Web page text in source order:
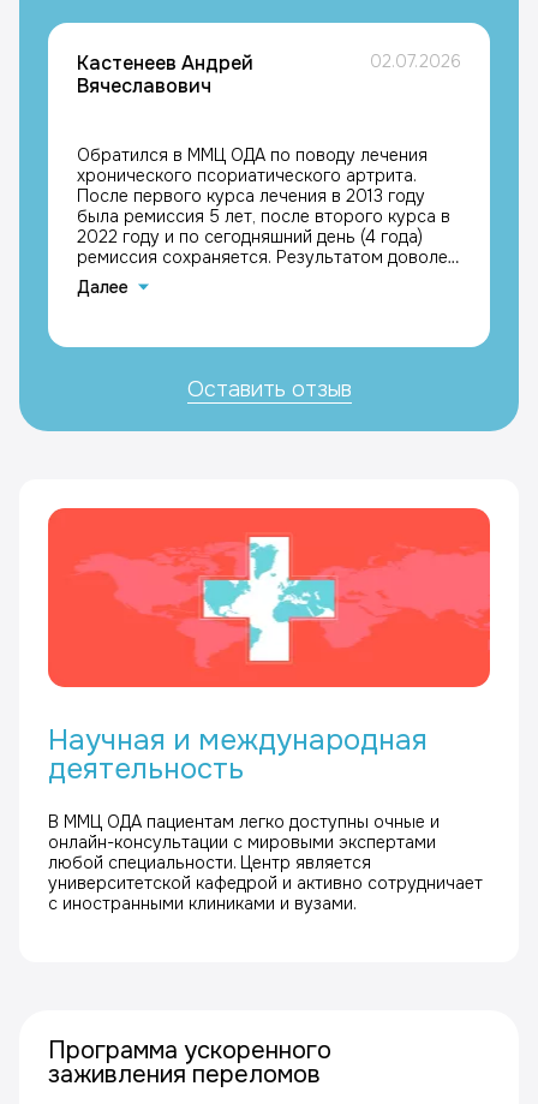
Кастенеев Андрей
Вячеславович
02.07.2026
Обратился в ММЦ ОДА по поводу лечения
хронического псориатического артрита.
После первого курса лечения в 2013 году
была ремиссия 5 лет, после второго курса в
2022 году и по сегодняшний день (4 года)
ремиссия сохраняется. Результатом доволен,
с благодарностью к лечащим врачам
Каримовой Галине Мазгаровне и Кравчику
Далее
Оставить отзыв
Научная и международная
деятельность
В ММЦ ОДА пациентам легко доступны очные и
онлайн-консультации с мировыми экспертами
любой специальности. Центр является
университетской кафедрой и активно сотрудничает
с иностранными клиниками и вузами.
Программа ускоренного
заживления переломов